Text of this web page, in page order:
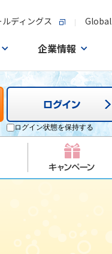
ディングス Global
企業情報
ログイン状態を保持する